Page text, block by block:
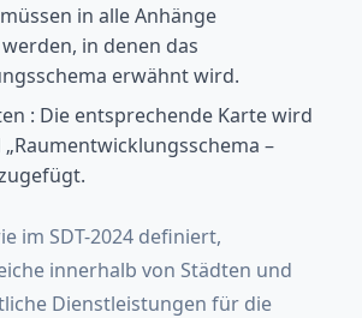
in alle Anhänge
in denen das
erwähnt wird.
: Die entsprechende Karte wird
–
im SDT-2024 definiert,
innerhalb von Städten und
Dienstleistungen für die